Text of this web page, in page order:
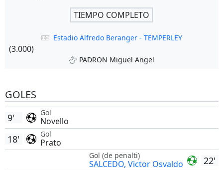
TIEMPO COMPLETO
Estadio Alfredo Beranger - TEMPERLEY
(3.000)
PADRON Miguel Angel
GOLES
Gol
Novello
9'
Gol
Prato
18'
22'
Gol (de penalti)
SALCEDO, Victor Osvaldo